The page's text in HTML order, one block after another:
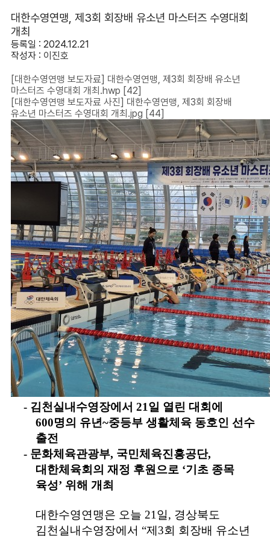
대한수영연맹, 제3회 회장배 유소년 마스터즈 수영대회
개최
등록일 : 2024.12.21
작성자 : 이진호
[대한수영연맹 보도자료] 대한수영연맹, 제3회 회장배 유소년
마스터즈 수영대회 개최.hwp [42]
[대한수영연맹 보도자료 사진] 대한수영연맹, 제3회 회장배
유소년 마스터즈 수영대회 개최.jpg [44]
- 김천실내수영장에서21일 열린 대회에
600명의 유년~중등부 생활체육 동호인 선수
출전
- 문화체육관광부, 국민체육진흥공단,
대한체육회의 재정 후원으로 ‘기초 종목
육성’ 위해 개최
대한수영연맹은 오늘 21 일, 경상북도
김천실내수영장에서 “제 3회 회장배 유소년